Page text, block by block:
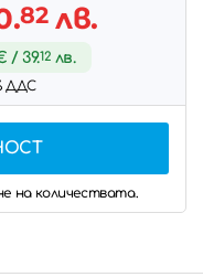
82лв.
/ 39.12 лв.
ДДС
на количествата.